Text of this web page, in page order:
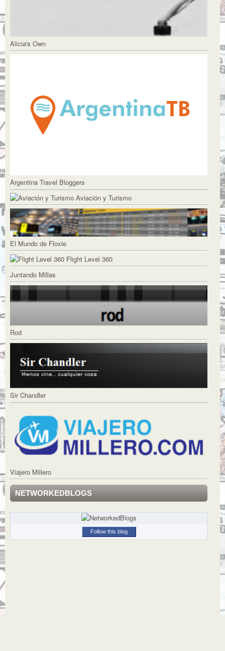
Alicia's Own
Argentina Travel Bloggers
Aviación y Turismo
El Mundo de Floxie
Flight Level 360
Juntando Millas
Rod
Sir Chandler
Viajero Millero
NETWORKEDBLOGS
Follow this blog